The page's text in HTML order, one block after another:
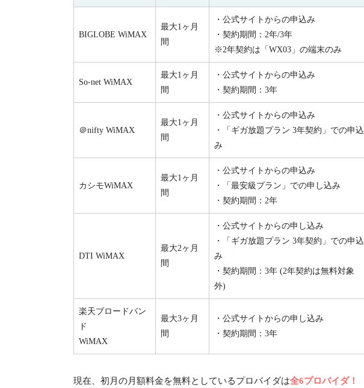
BIGLOBE WiMAX
最大1ヶ月
間
・公式サイトからの申込み
・契約期間：2年/3年
※2年契約は「WX03」の端末のみ
So-net WiMAX
最大1ヶ月
間
・公式サイトからの申込み
・契約期間：3年
＠nifty WiMAX
最大1ヶ月
間
・公式サイトからの申込み
・「ギガ放題プラン 3年契約」での申込
み
カシモWiMAX
最大1ヶ月
間
・公式サイトからの申込み
・「最安級プラン」での申し込み
・契約期間：2年
DTI WiMAX
最大2ヶ月
間
・公式サイトからの申し込み
・「ギガ放題プラン 3年契約」での申込
み
・契約期間：3年 (2年契約は無料対象
外)
楽天ブロードバン
ド
WiMAX
最大3ヶ月
間
・公式サイトからの申し込み
・契約期間：3年
現在、初月の月額料金を無料としているプロバイダは全6プロバイダ！